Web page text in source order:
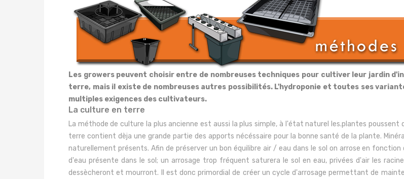
Les growers peuvent choisir entre de nombreuses techniques pour cultiver leur jardin
terre, mais il existe de nombreuses autres possibilités. L'hydroponie et toutes ses
multiples exigences des cultivateurs.
La culture en terre
La méthode de culture la plus ancienne est aussi la plus simple, à l'état naturel les.plantes
terre contient dèja une grande partie des apports nécéssaire pour la bonne santé de la plante.
naturellement présents. Afin de préserver un bon équilibre air / eau dans le sol on arrose en
d'eau présente dans le sol; un arrosage trop fréquent saturera le sol en eau, privées d'air les
dessècheront et mourront. Il est donc primordial de créer un cycle d'arrosage permettant de